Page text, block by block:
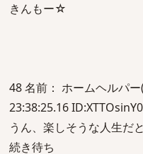
きんもー☆
48 名前： ホームヘルパ
23:38:25.16 ID:XTTOsinY0
うん、楽しそうな人生だ
続き待ち